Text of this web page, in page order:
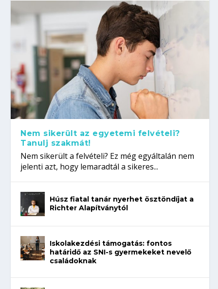
Nem sikerült az egyetemi felvételi?
Tanulj szakmát!
Nem sikerült a felvételi? Ez még egyáltalán nem
jelenti azt, hogy lemaradtál a sikeres...
Húsz fiatal tanár nyerhet ösztöndíjat a
Richter Alapítványtól
Iskolakezdési támogatás: fontos
határidő az SNI-s gyermekeket nevelő
családoknak